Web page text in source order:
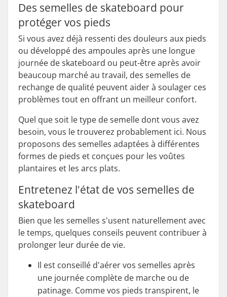
Des semelles de skateboard pour
protéger vos pieds
Si vous avez déjà ressenti des douleurs aux pieds
ou développé des ampoules après une longue
journée de skateboard ou peut-être après avoir
beaucoup marché au travail, des semelles de
rechange de qualité peuvent aider à soulager ces
problèmes tout en offrant un meilleur confort.
Quel que soit le type de semelle dont vous avez
besoin, vous le trouverez probablement ici. Nous
proposons des semelles adaptées à différentes
formes de pieds et conçues pour les voûtes
plantaires et les arcs plats.
Entretenez l'état de vos semelles de
skateboard
Bien que les semelles s'usent naturellement avec
le temps, quelques conseils peuvent contribuer à
prolonger leur durée de vie.
Il est conseillé d'aérer vos semelles après
une journée complète de marche ou de
patinage. Comme vos pieds transpirent, le